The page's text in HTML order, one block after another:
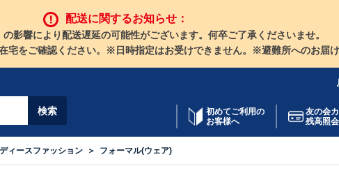
配送に関するお知らせ：
の影響により配送遅延の可能性がございます。何卒ご了承くださいませ。
宅をご確認ください。※日時指定はお受けできません。※避難所へのお届け
初めてご利用の
お客様へ
友の会
残高照会
ィースファッション フォーマル(ウェア)